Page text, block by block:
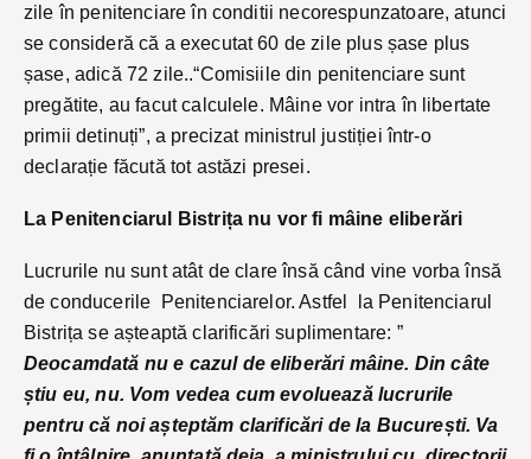
zile în penitenciare în conditii necorespunzatoare, atunci
se consideră că a executat 60 de zile plus șase plus
șase, adică 72 zile..“Comisiile din penitenciare sunt
pregătite, au facut calculele. Mâine vor intra în libertate
primii detinuți”, a precizat ministrul justiției într-o
declarație făcută tot astăzi presei.
La Penitenciarul Bistrița nu vor fi mâine eliberări
Lucrurile nu sunt atât de clare însă când vine vorba însă
de conducerile Penitenciarelor. Astfel la Penitenciarul
Bistrița se așteaptă clarificări suplimentare: ”
Deocamdată nu e cazul de eliberări mâine. Din câte
știu eu, nu. Vom vedea cum evoluează lucrurile
pentru că noi așteptăm clarificări de la București. Va